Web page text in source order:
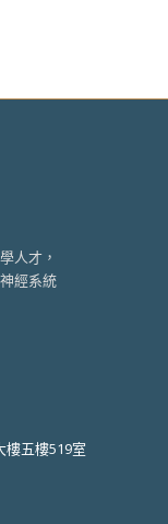
人才，
經系統
樓五樓519室